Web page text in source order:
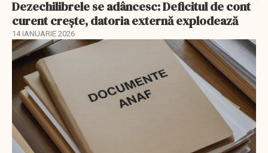
Dezechilibrele se adâncesc: Deficitul de cont
curent crește, datoria externă explodează
14 IANUARIE 2026